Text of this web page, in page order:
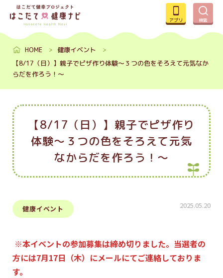
アプリ 検索
HOME
健康イベント
【8/17（日）】親子でピザ作り体験～３つの色をそろえて元気なか
らだを作ろう！～
【8/17（日）】親子でピザ作り
体験～３つの色をそろえて元気
なからだを作ろう！～
健康イベント 2025.05.20
※本イベントの参加募集は締め切りました。当選者の
方には7月17日（木）にメールにてご連絡しておりま
す。